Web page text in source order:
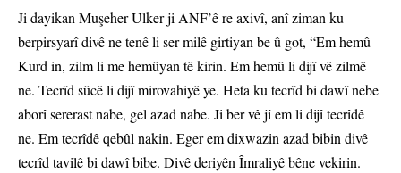
Ji dayikan Muşeher Ulker ji ANF’ê re axivî, anî ziman ku
berpirsyarî divê ne tenê li ser milê girtiyan be û got, “Em hemû
Kurd in, zilm li me hemûyan tê kirin. Em hemû li dijî vê zilmê
ne. Tecrîd sûcê li dijî mirovahiyê ye. Heta ku tecrîd bi dawî nebe
aborî sererast nabe, gel azad nabe. Ji ber vê jî em li dijî tecrîdê
ne. Em tecrîdê qebûl nakin. Eger em dixwazin azad bibin divê
tecrîd tavilê bi dawî bibe. Divê deriyên Îmraliyê bêne vekirin.